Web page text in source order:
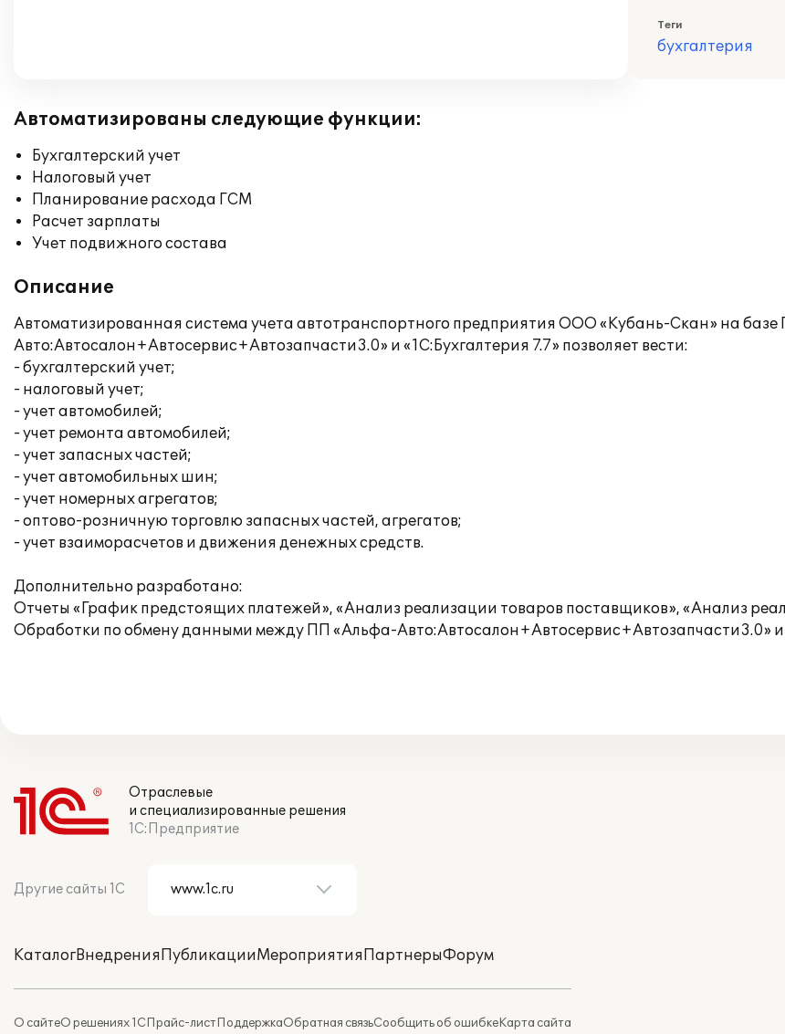
Теги
бухгалтерия
Автоматизированы следующие функции:
Бухгалтерский учет
Налоговый учет
Планирование расхода ГСМ
Расчет зарплаты
Учет подвижного состава
Описание
Автоматизированная система учета автотранспортного предприятия ООО «Кубань-Скан» на
Авто:Автосалон+Автосервис+Автозапчасти3.0» и «1С:Бухгалтерия 7.7» позволяет вести:
- бухгалтерский учет;
- налоговый учет;
- учет автомобилей;
- учет ремонта автомобилей;
- учет запасных частей;
- учет автомобильных шин;
- учет номерных агрегатов;
- оптово-розничную торговлю запасных частей, агрегатов;
- учет взаиморасчетов и движения денежных средств.
Дополнительно разработано:
Отчеты «График предстоящих платежей», «Анализ реализации товаров поставщиков», «Анализ
Обработки по обмену данными между ПП «Альфа-Авто:Автосалон+Автосервис+Автозапчасти3.0» и
Отраслевые
и специализированные решения
1С:Предприятие
Другие сайты 1С
КаталогВнедренияПубликацииМероприятияПартнерыФорум
О сайтеО решениях 1СПрайс-листПоддержкаОбратная связьСообщить об ошибкеКарта сайта